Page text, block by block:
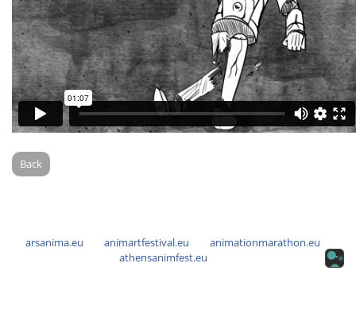
Back
arsanima.eu animartfestival.eu
animationmarathon.eu
athensanimfest.eu